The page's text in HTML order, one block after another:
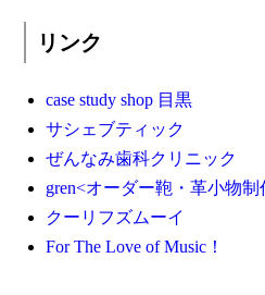
リンク
case study shop 目黒
サシェブティック
ぜんなみ歯科クリニック
gren<オーダー鞄・革小物制
クーリフズムーイ
For The Love of Music！